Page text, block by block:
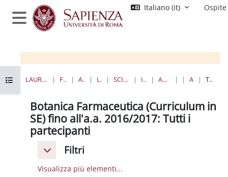
Vai al contenuto principale
Pannello laterale
Italiano ‎(it)‎ Ospite
Apri indice del corso
HOME CORSI LAUREE TRIENNALI, MAGISTRALI, A CICLO UNICO FARMACIA E MEDICINA AREA FARMACEUTICA LAUREE TRIENNALI SCIENZE FARMACEUTICHE APPLICATE I ANNO II SEMESTRE ANNI ACCADEMICI PRECEDENTI BF ATTIVITÀ RECENTE TUTTI I PARTECIPANTI
Botanica Farmaceutica (Curriculum in
SE) fino all'a.a. 2016/2017: Tutti i
partecipanti
Filtri
Filtri Filtri
Visualizza più elementi...